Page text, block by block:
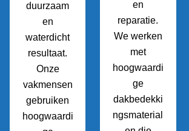
duurzaam
en
waterdicht
resultaat.
Onze
vakmensen
gebruiken
hoogwaardi
en
reparatie.
We werken
met
hoogwaardi
ge
dakbedekki
ngsmaterial